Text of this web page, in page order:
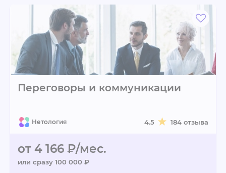
Переговоры и коммуникации
Нетология 4.5 184 отзыва
от 4 166 ₽/мес.
или сразу 100 000 ₽